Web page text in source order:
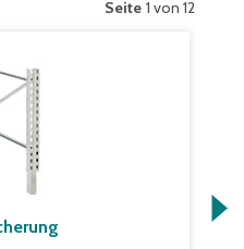
Seite 1 von 12